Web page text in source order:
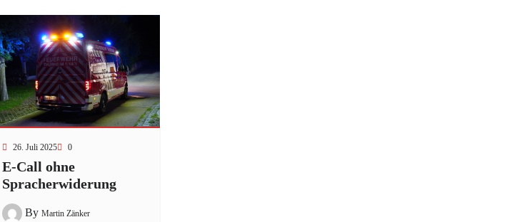
26. Juli 2025 0
E-Call ohne
Spracherwiderung
By Martin Zänker